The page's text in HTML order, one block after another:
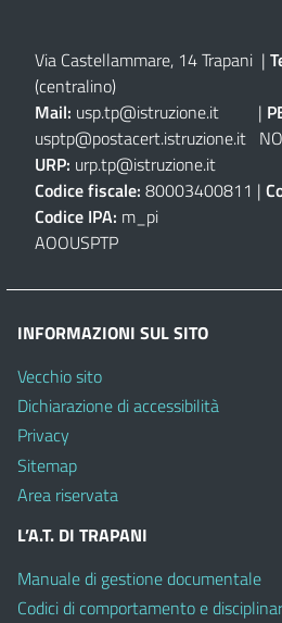
Via Castellammare, 14 Trapani |
(centralino)
Mail: usp.tp@istruzione.it |
usptp@postacert.istruzione.it
URP: urp.tp@istruzione.it
Codice fiscale: 80003400811 |
Codice IPA:
AOOUSPTP
INFORMAZIONI SUL SITO
Vecchio sito
Dichiarazione di accessibilità
Privacy
Sitemap
Area riservata
L’A.T. DI TRAPANI
Manuale di gestione documentale
Codici di comportamento e